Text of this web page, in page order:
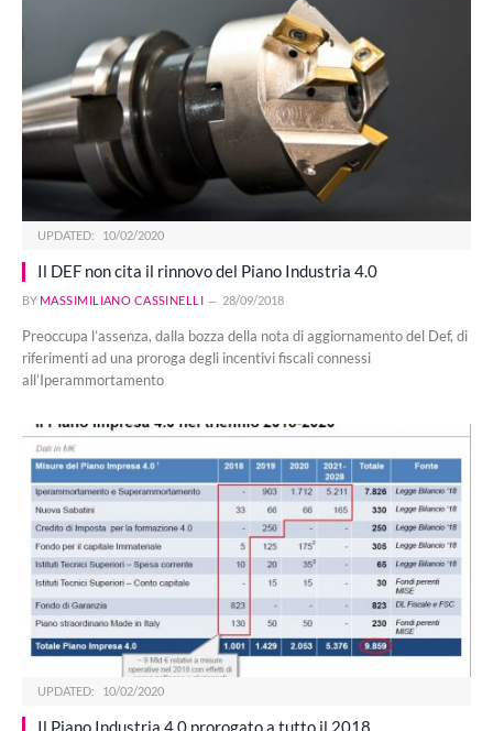
UPDATED: 10/02/2020
Il DEF non cita il rinnovo del Piano Industria 4.0
BY MASSIMILIANO CASSINELLI 28/09/2018
Preoccupa l’assenza, dalla bozza della nota di aggiornamento del Def, di
riferimenti ad una proroga degli incentivi fiscali connessi
all’Iperammortamento
UPDATED: 10/02/2020
Il Piano Industria 4.0 prorogato a tutto il 2018